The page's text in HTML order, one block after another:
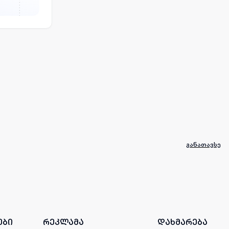
განათავსე
რეკლამა დახმარება